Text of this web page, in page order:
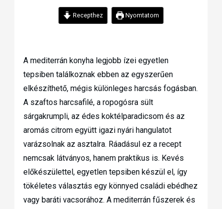
Recepthez Nyomtatom
A mediterrán konyha legjobb ízei egyetlen
tepsiben találkoznak ebben az egyszerűen
elkészíthető, mégis különleges harcsás fogásban.
A szaftos harcsafilé, a ropogósra sült
sárgakrumpli, az édes koktélparadicsom és az
aromás citrom együtt igazi nyári hangulatot
varázsolnak az asztalra. Ráadásul ez a recept
nemcsak látványos, hanem praktikus is. Kevés
előkészülettel, egyetlen tepsiben készül el, így
tökéletes választás egy könnyed családi ebédhez
vagy baráti vacsorához. A mediterrán fűszerek és